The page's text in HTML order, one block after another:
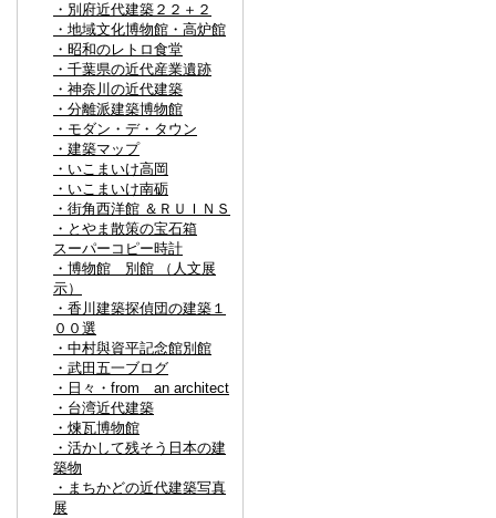
・別府近代建築２２＋２
・地域文化博物館・高炉館
・昭和のレトロ食堂
・千葉県の近代産業遺跡
・神奈川の近代建築
・分離派建築博物館
・モダン・デ・タウン
・建築マップ
・いこまいけ高岡
・いこまいけ南砺
・街角西洋館 ＆ＲＵＩＮＳ
・とやま散策の宝石箱
スーパーコピー時計
・博物館 別館 （人文展
示）
・香川建築探偵団の建築１
００選
・中村與資平記念館別館
・武田五一ブログ
・日々・from an architect
・台湾近代建築
・煉瓦博物館
・活かして残そう日本の建
築物
・まちかどの近代建築写真
展